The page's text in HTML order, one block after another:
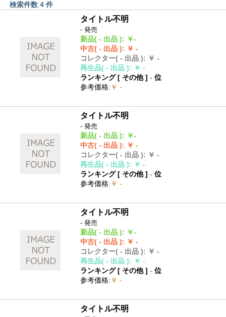
検索件数 4 件
タイトル不明
- 発売
新品( - 出品 ): ￥-
中古( - 出品 ): ￥ -
コレクター( - 出品 ): ￥ -
再生品( - 出品 ): ￥ -
ランキング [ その他]- 位
参考価格: ￥ -
タイトル不明
- 発売
新品( - 出品 ): ￥-
中古( - 出品 ): ￥ -
コレクター( - 出品 ): ￥ -
再生品( - 出品 ): ￥ -
ランキング [ その他]- 位
参考価格: ￥ -
タイトル不明
- 発売
新品( - 出品 ): ￥-
中古( - 出品 ): ￥ -
コレクター( - 出品 ): ￥ -
再生品( - 出品 ): ￥ -
ランキング [ その他]- 位
参考価格: ￥ -
タイトル不明